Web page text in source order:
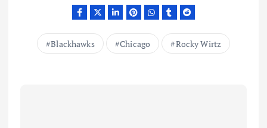
Blackhawks Chicago Rocky Wirtz